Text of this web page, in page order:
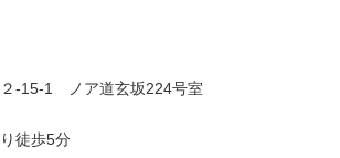
-15-1 ノア道玄坂224号室
徒歩5分